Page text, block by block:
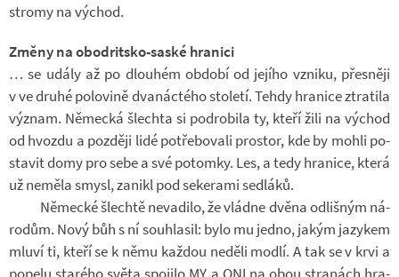
stromy na vý­chod.
Změny na obodritsko-saské hranici
… se udály až po dlou­hém ob­dobí od je­jího vzniku, přes­něji
v ve druhé po­lo­vině dva­nác­tého sto­letí. Tehdy hra­nice ztra­tila
vý­znam. Ně­mecká šlechta si podro­bila ty, kteří žili na vý­chod
od hvozdu a poz­ději lidé po­tře­bo­vali pro­stor, kde by mohli po­
sta­vit domy pro sebe a své po­tomky. Les, a tedy hra­nice, která
už ne­měla smysl, za­nikl pod se­ke­rami sed­láků.
Ně­mecké šlechtě ne­va­dilo, že vládne dvěna od­liš­ným ná­
ro­dům. Nový bůh s ní sou­hla­sil: bylo mu jedno, jakým ja­zy­kem
mluví ti, kteří se k němu kaž­dou ne­děli modlí. A tak se v krvi a
po­pelu starého světa spo­jilo MY a ONI na obou stra­nách hra­